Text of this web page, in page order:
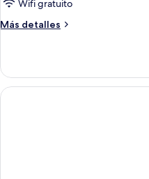
Wifi gratuito
Más detalles
Más